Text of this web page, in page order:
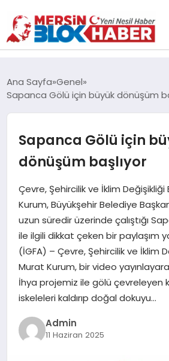
SAĞLIK
ASAYIŞ
EKONOMI
SANAT
POLITIKA
YAŞAM
Ana Sayfa Genel
Sapanca Gölü için büyük dönüşüm
Sapanca Gölü için
dönüşüm başlıyor
Çevre, Şehircilik ve İklim Değişikliği
Kurum, Büyükşehir Belediye
uzun süredir üzerinde çalıştığı
ile ilgili dikkat çeken bir paylaşım
(İGFA) – Çevre, Şehircilik ve İklim
Murat Kurum, bir video
İhya projemiz ile gölü çevreleyen
iskeleleri kaldırıp doğal dokuyu…
Admin
11 Haziran 2025